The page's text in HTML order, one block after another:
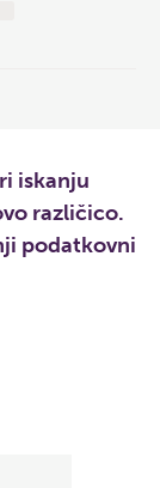
iskanju
različico.
podatkovni